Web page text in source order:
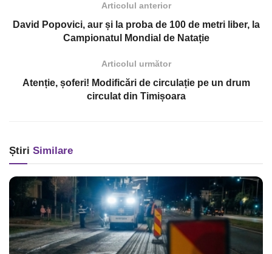
Articolul anterior
David Popovici, aur și la proba de 100 de metri liber, la
Campionatul Mondial de Natație
Articolul următor
Atenție, șoferi! Modificări de circulație pe un drum
circulat din Timișoara
Știri Similare